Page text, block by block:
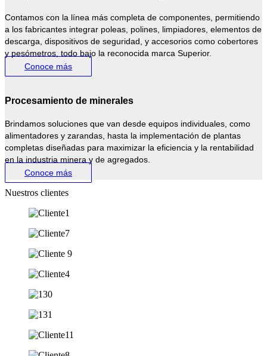
Contamos con la línea más completa de componentes, permitiendo
a los fabricantes integrar poleas, polines, limpiadores, elementos de
descarga, dispositivos de seguridad, y accesorios como cobertores
y pesómetros, todo bajo la reconocida marca Superior.
Conoce más
Procesamiento de minerales
Brindamos soluciones que van desde equipos individuales, como
alimentadores y zarandas, hasta la implementación de plantas
completas diseñadas para maximizar la eficiencia y la rentabilidad
en la industria minera y de agregados.
Conoce más
Nuestros clientes